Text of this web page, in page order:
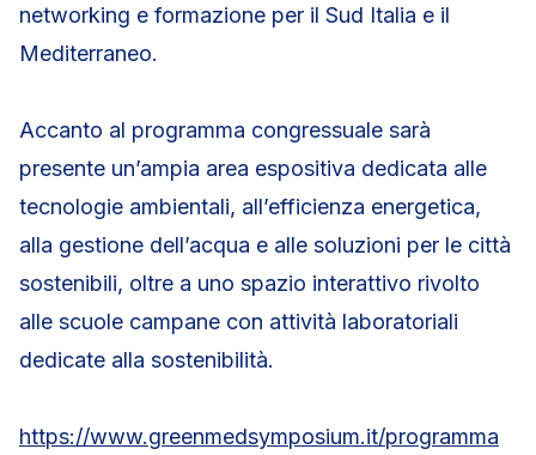
networking e formazione per il Sud Italia e il
Mediterraneo.
Accanto al programma congressuale sarà
presente un’ampia area espositiva dedicata alle
tecnologie ambientali, all’efficienza energetica,
alla gestione dell’acqua e alle soluzioni per le città
sostenibili, oltre a uno spazio interattivo rivolto
alle scuole campane con attività laboratoriali
dedicate alla sostenibilità.
https://www.greenmedsymposium.it/programma